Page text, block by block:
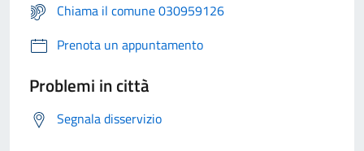
Chiama il comune 030959126
Prenota un appuntamento
Problemi in città
Segnala disservizio